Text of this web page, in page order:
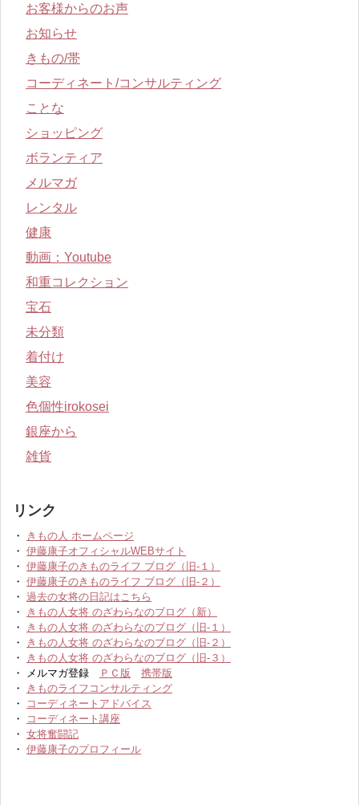
お客様からのお声
お知らせ
きもの/帯
コーディネート/コンサルティング
ことな
ショッピング
ボランティア
メルマガ
レンタル
健康
動画：Youtube
和重コレクション
宝石
未分類
着付け
美容
色個性irokosei
銀座から
雑貨
リンク
・
きもの人 ホームページ
・ 伊藤康子オフィシャルWEBサイト
・ 伊藤康子のきものライフ ブログ（旧-１）
・ 伊藤康子のきものライフ ブログ（旧-２）
・ 過去の女将の日記はこちら
・
きもの人女将 のざわらなのブログ（新）
・
きもの人女将 のざわらなのブログ（旧-１）
・
きもの人女将 のざわらなのブログ（旧-２）
・
きもの人女将 のざわらなのブログ（旧-３）
・ メルマガ登録
ＰＣ版
携帯版
・
きものライフコンサルティング
・
コーディネートアドバイス
・
コーディネート講座
・ 女将奮闘記
・ 伊藤康子のプロフィール